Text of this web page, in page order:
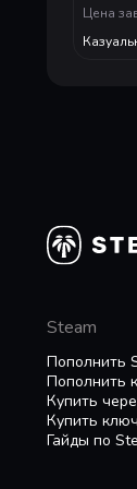
Music
Цена
Steam
Пополнить
Пополнить
Купить
Купить ключ
Гайды по